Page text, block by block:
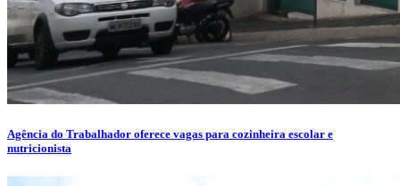
Agência do Trabalhador oferece vagas para cozinheira escolar e
nutricionista